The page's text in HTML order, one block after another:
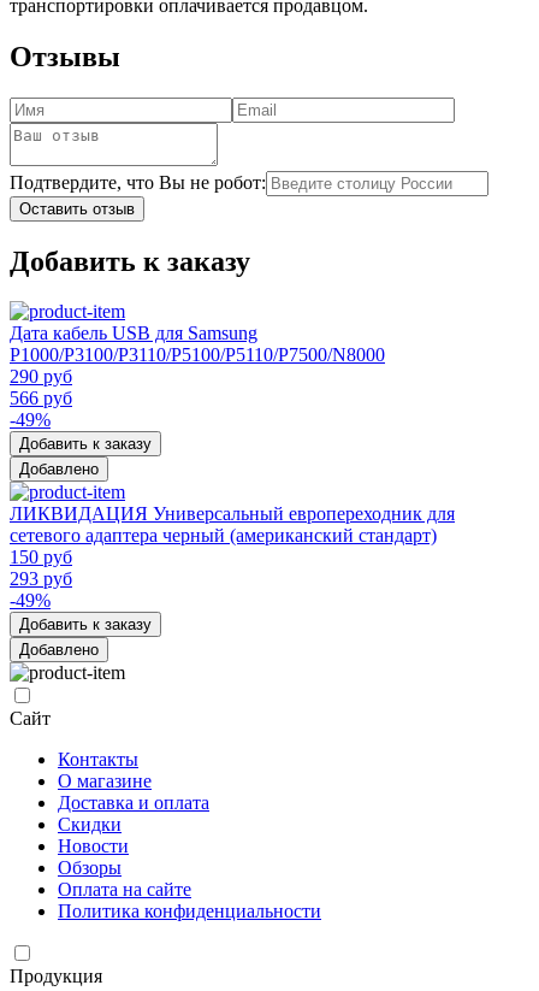
транспортировки оплачивается продавцом.
Отзывы
Подтвердите, что Вы не робот:
Оставить отзыв
Добавить к заказу
Дата кабель USB для Samsung
P1000/P3100/P3110/P5100/P5110/P7500/N8000
290 руб
566 руб
-49%
Добавить к заказу
Добавлено
ЛИКВИДАЦИЯ Универсальный европереходник для
сетевого адаптера черный (американский стандарт)
150 руб
293 руб
-49%
Добавить к заказу
Добавлено
Сайт
Контакты
О магазине
Доставка и оплата
Скидки
Новости
Обзоры
Оплата на сайте
Политика конфиденциальности
Продукция